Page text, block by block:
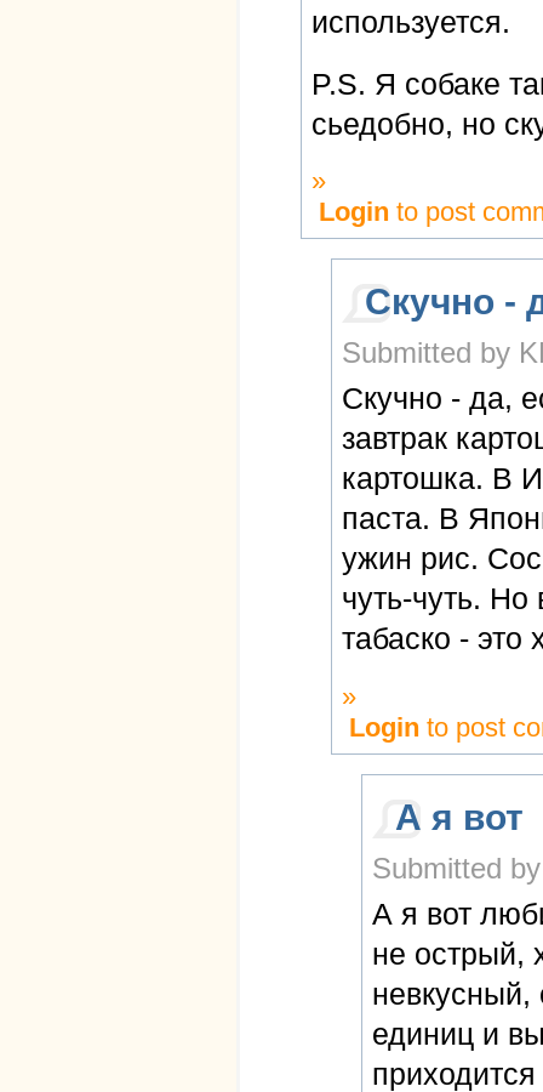
используется.
P.S. Я собаке
сьедобно, но
»
Login to post
Скучно -
Submitted by
Скучно - да,
завтрак
картошка. В
паста. В
ужин рис.
чуть-чуть. Но
табаско -
»
Login to post
А я вот
Submitted
А я вот
не острый,
невкусный,
единиц и